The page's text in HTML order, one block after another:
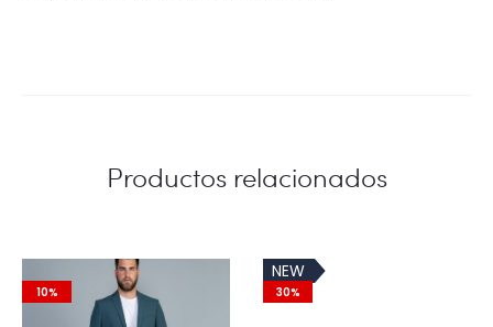
Productos relacionados
10%
NEW
30%